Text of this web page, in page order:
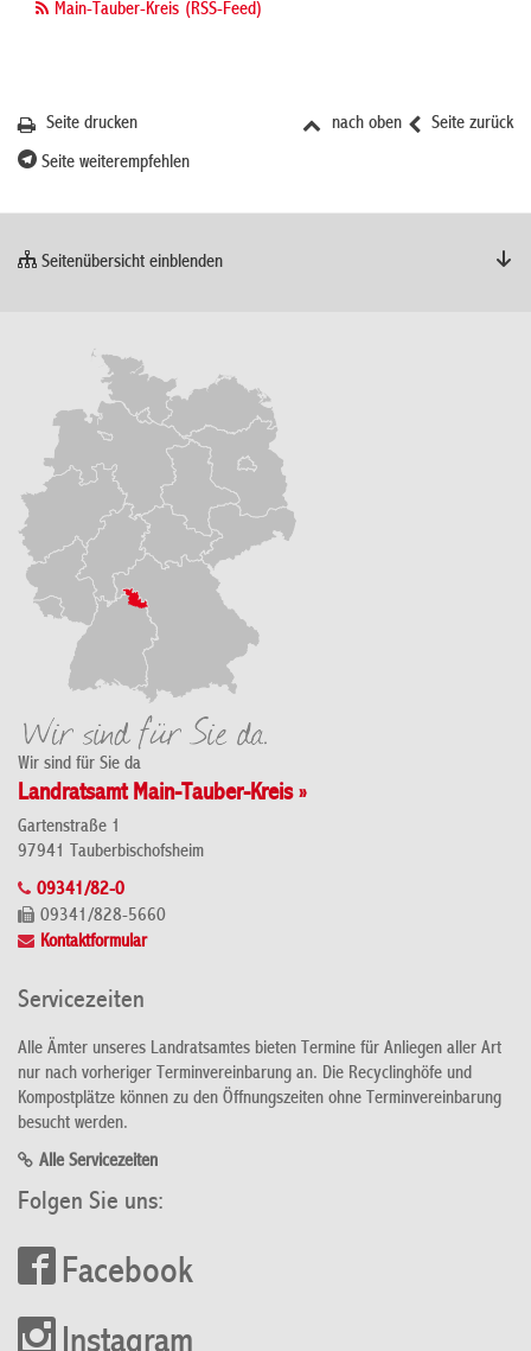
Main-Tauber-Kreis (RSS-Feed)
Seite zurück
nach oben
Seite drucken
Seite weiterempfehlen
Seitenübersicht einblenden
Wir sind für Sie da
Landratsamt Main-Tauber-Kreis »
Gartenstraße 1
97941 Tauberbischofsheim
09341/82-0
09341/828-5660
Kontaktformular
Servicezeiten
Alle Ämter unseres Landratsamtes bieten Termine für Anliegen aller Art
nur nach vorheriger Terminvereinbarung an. Die Recyclinghöfe und
Kompostplätze können zu den Öffnungszeiten ohne Terminvereinbarung
besucht werden.
Alle Servicezeiten
Folgen Sie uns:
Facebook